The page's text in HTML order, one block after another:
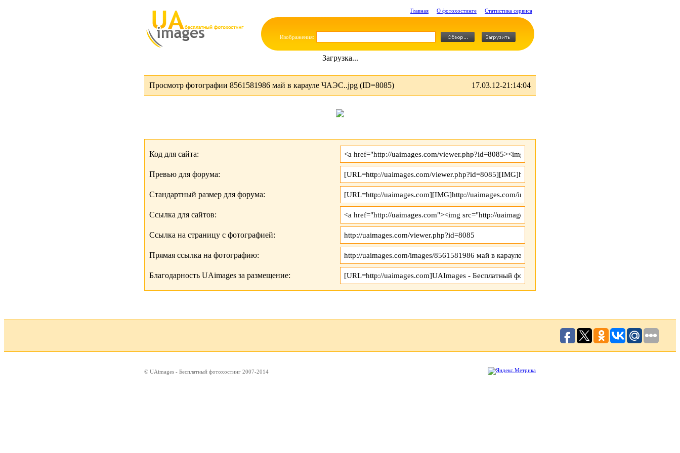
Главная О фотохостинге Статистика сервиса
Изображения:
Загрузка...
Просмотр фотографии 8561581986 май в карауле ЧАЭС..jpg (ID=8085) 17.03.12-21:14:04
Код для сайта:
Превью для форума:
Стандартный размер для форума:
Ссылка для сайтов:
Ссылка на страницу с фотографией:
Прямая ссылка на фотографию:
Благодарность UAimages за размещение:
© UAimages - Бесплатный фотохостинг 2007-2014